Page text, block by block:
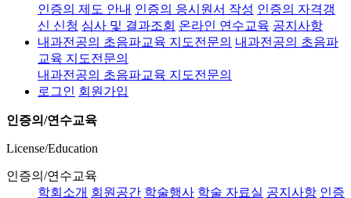
인증의 제도 안내 인증의 응시원서 작성 인증의 자격갱
신 신청 심사 및 결과조회 온라인 연수교육 공지사항
내과전공의 초음파교육 지도전문의 내과전공의 초음파
교육 지도전문의
내과전공의 초음파교육 지도전문의
로그인 회원가입
인증의/연수교육
License/Education
인증의/연수교육
학회소개 회원공간 학술행사 학술 자료실 공지사항 인증